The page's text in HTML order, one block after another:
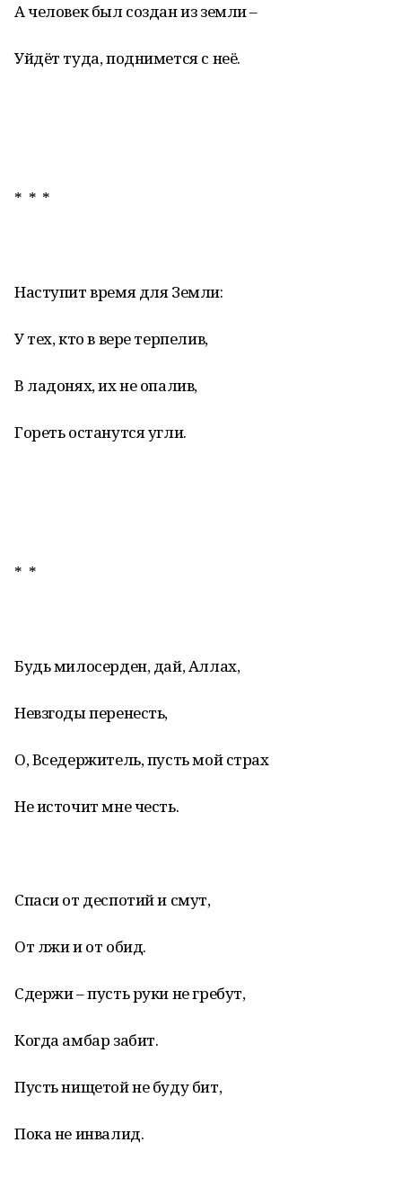
А человек был создан из земли –
Уйдёт туда, поднимется с неё.
* * *
Наступит время для Земли:
У тех, кто в вере терпелив,
В ладонях, их не опалив,
Гореть останутся угли.
* *
Будь милосерден, дай, Аллах,
Невзгоды перенесть,
О, Вседержитель, пусть мой страх
Не источит мне честь.
Спаси от деспотий и смут,
От лжи и от обид.
Сдержи – пусть руки не гребут,
Когда амбар забит.
Пусть нищетой не буду бит,
Пока не инвалид.